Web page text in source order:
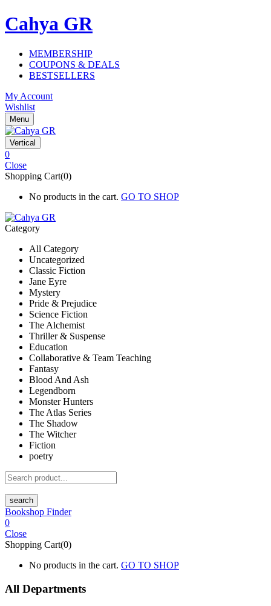
Cahya GR
MEMBERSHIP
COUPONS & DEALS
BESTSELLERS
My Account
Wishlist
Menu
Vertical
0
Close
Shopping Cart(0)
No products in the cart. GO TO SHOP
Category
All Category
Uncategorized
Classic Fiction
Jane Eyre
Mystery
Pride & Prejudice
Science Fiction
The Alchemist
Thriller & Suspense
Education
Collaborative & Team Teaching
Fantasy
Blood And Ash
Legendborn
Monster Hunters
The Atlas Series
The Shadow
The Witcher
Fiction
poetry
search
Bookshop Finder
0
Close
Shopping Cart(0)
No products in the cart. GO TO SHOP
All Departments